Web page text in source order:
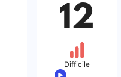
12
Difficile